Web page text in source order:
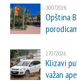
30.07.2026.
Opština
27.07.2026.
Klizavi
važan